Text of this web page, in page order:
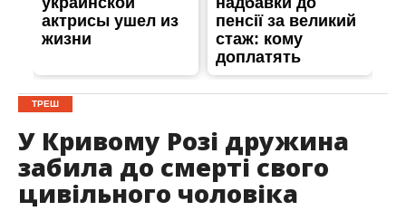
ТРЕШ
У Кривому Розі дружина
забила до смерті свого
цивільного чоловіка